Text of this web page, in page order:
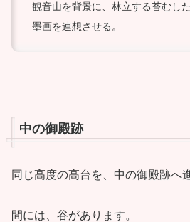
観音山を背景に、林立する苔むし
墨画を連想させる。
中の御殿跡
同じ高度の高台を、中の御殿跡へ
間には、谷があります。